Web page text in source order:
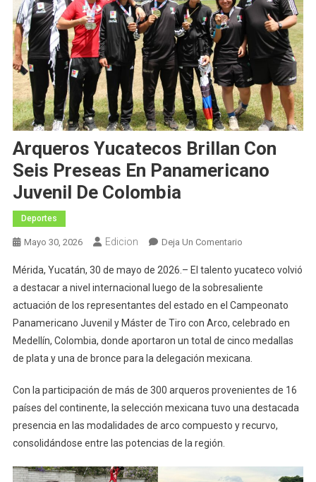
Arqueros Yucatecos Brillan Con
Seis Preseas En Panamericano
Juvenil De Colombia
Deportes
Mayo 30, 2026 Edicion Deja Un ComentarioEn
Yucatecos
Brillan
Con
Seis
Preseas
En
Juvenil
De
Mérida, Yucatán, 30 de mayo de 2026.– El talento yucateco volvió
a destacar a nivel internacional luego de la sobresaliente
actuación de los representantes del estado en el Campeonato
Panamericano Juvenil y Máster de Tiro con Arco, celebrado en
Medellín, Colombia, donde aportaron un total de cinco medallas
de plata y una de bronce para la delegación mexicana.
Con la participación de más de 300 arqueros provenientes de 16
países del continente, la selección mexicana tuvo una destacada
presencia en las modalidades de arco compuesto y recurvo,
consolidándose entre las potencias de la región.